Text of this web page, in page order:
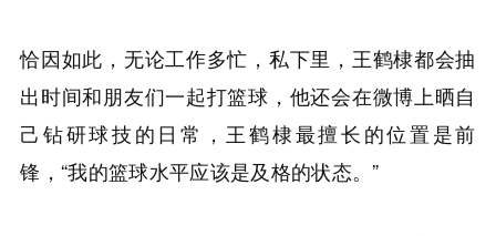
恰因如此，无论工作多忙，私下里，王鹤棣都会抽
出时间和朋友们一起打篮球，他还会在微博上晒自
己钻研球技的日常，王鹤棣最擅长的位置是前
锋，“我的篮球水平应该是及格的状态。”